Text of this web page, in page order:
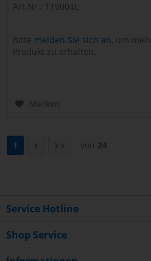
Art.Nr.: 119004L
Bitte melden Sie sich an, um
Produkt zu erhalten.
Merken
1 von 24
Service Hotline
Shop Service